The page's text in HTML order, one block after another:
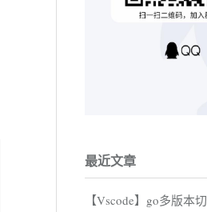
最近文章
【Vscode】go多版本